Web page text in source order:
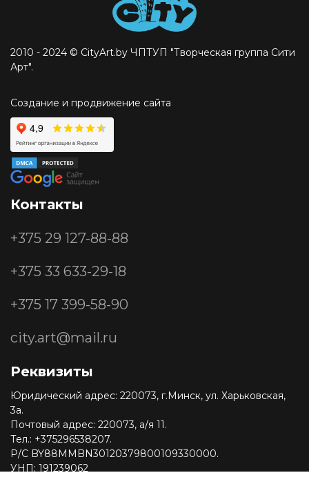
2010 - 2024 © CityArt.by ЧПТУП "Творческая группа Сити
Арт".
Создание и продвижение сайта
Контакты
+375 29 127-88-88
+375 33 633-29-18
+375 17 399-58-90
city.art@mail.ru
Реквизиты
Юридический адрес: 220073, г.Минск, ул. Харьковская,
3а.
Почтовый адрес: 220073, а/я 11.
Тел.: +375296538207.
Р/С BY88MMBN30120379800109330000.
УНП: 191239062